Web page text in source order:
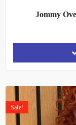
Jommy
Sale!